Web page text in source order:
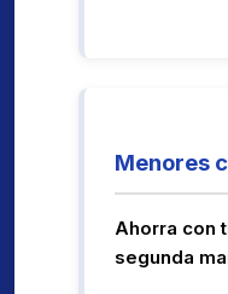
Menores
Ahorra con
segunda